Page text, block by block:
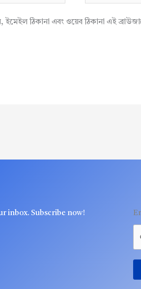
ইমেইল ঠিকানা এবং ওয়েব ঠিকানা এই
inbox. Subscribe now!